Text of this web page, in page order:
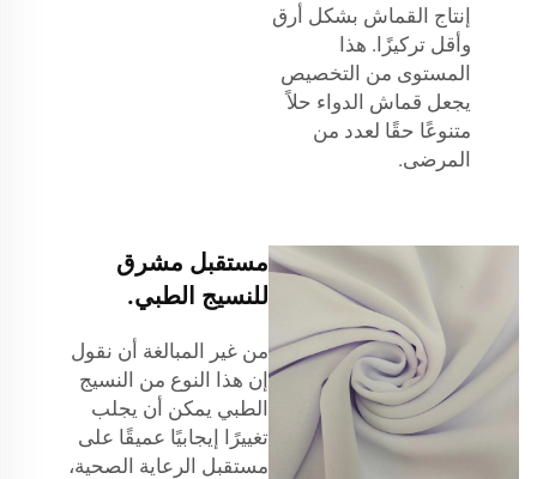
إنتاج القماش بشكل أرق
وأقل تركيزًا. هذا
المستوى من التخصيص
يجعل قماش الدواء حلاً
متنوعًا حقًا لعدد من
المرضى.
مستقبل مشرق
للنسيج الطبي.
من غير المبالغة أن نقول
إن هذا النوع من النسيج
الطبي يمكن أن يجلب
تغييرًا إيجابيًا عميقًا على
مستقبل الرعاية الصحية،